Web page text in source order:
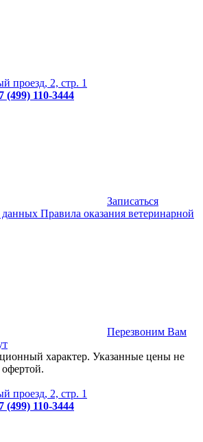
проезд, 2, стр. 1
(499) 110-3444
Записаться
данных Правила оказания ветеринарной
Перезвоним Вам
характер. Указанные цены не
проезд, 2, стр. 1
(499) 110-3444